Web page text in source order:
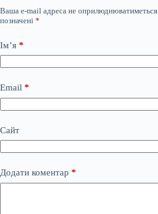
Ваша e-mail адреса не оприлюднюватиметься.
позначені *
Ім’я *
Email *
Сайт
Додати коментар *